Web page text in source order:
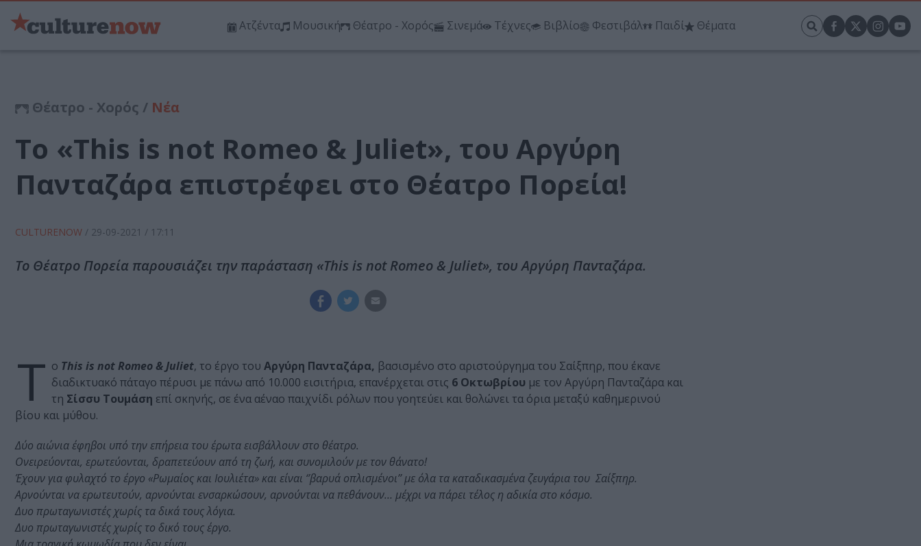
Ατζέντα Μουσική Θέατρο - Χορός Σινεμά Τέχνες Βιβλίο Φεστιβάλ Παιδί Θέματα
Θέατρο - Χορός / Νέα
Το «This is not Romeo & Juliet», του Αργύρη
Πανταζάρα επιστρέφει στο Θέατρο Πορεία!
CULTURENOW / 29-09-2021 / 17:11
Το Θέατρο Πορεία παρουσιάζει την παράσταση «This is not Romeo & Juliet», του Αργύρη Πανταζάρα.
Τ ο This is not Romeo & Juliet, το έργο του Αργύρη Πανταζάρα, βασισμένο στο αριστούργημα του Σαίξπηρ, που έκανε
διαδικτυακό πάταγο πέρυσι με πάνω από 10.000 εισιτήρια, επανέρχεται στις 6 Οκτωβρίου με τον Αργύρη Πανταζάρα και
τη Σίσσυ Τουμάση επί σκηνής, σε ένα αέναο παιχνίδι ρόλων που γοητεύει και θολώνει τα όρια μεταξύ καθημερινού
βίου και μύθου.
Δύο αιώνια έφηβοι υπό την επήρεια του έρωτα εισβάλλουν στο θέατρο.
Ονειρεύονται, ερωτεύονται, δραπετεύουν από τη ζωή, και συνομιλούν με τον θάνατο!
Έχουν για φυλαχτό το έργο «Ρωμαίος και Ιουλιέτα» και είναι ‘’βαρυά οπλισμένοι’’ με όλα τα καταδικασμένα ζευγάρια του Σαίξπηρ.
Αρνούνται να ερωτευτούν, αρνούνται ενσαρκώσουν, αρνούνται να πεθάνουν… μέχρι να πάρει τέλος η αδικία στο κόσμο.
Δυο πρωταγωνιστές χωρίς τα δικά τους λόγια.
Δυο πρωταγωνιστές χωρίς το δικό τους έργο.